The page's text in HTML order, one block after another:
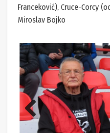
Franceković), Cruce-Corcy
Miroslav Bojko
Previ